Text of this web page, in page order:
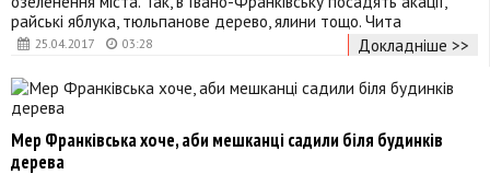
25.04.2017 03:28
райські яблука, тюльпанове дерево, ялини тощо. Чита
Докладніше >>
Мер Франківська хоче, аби мешканці садили біля будинків
дерева